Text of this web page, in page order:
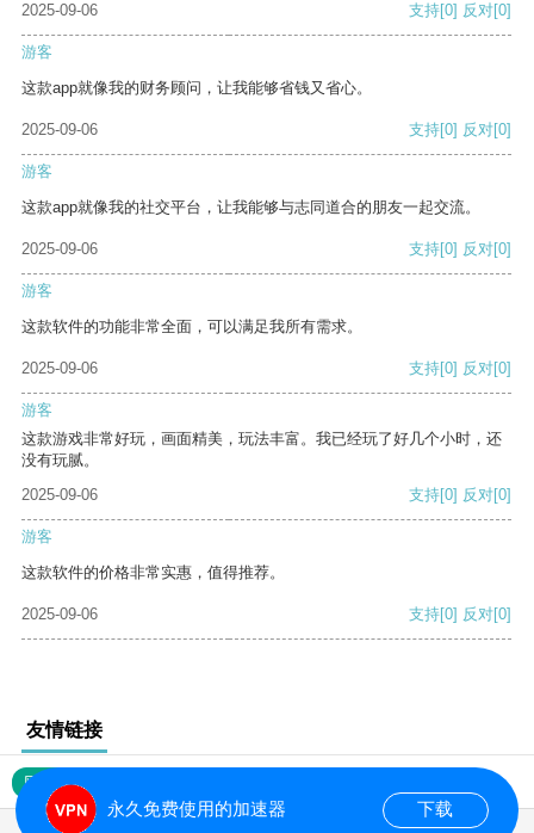
2025-09-06 支持[0] 反对[0]
游客
这款app就像我的财务顾问，让我能够省钱又省心。
2025-09-06 支持[0] 反对[0]
游客
这款app就像我的社交平台，让我能够与志同道合的朋友一起交流。
2025-09-06 支持[0] 反对[0]
游客
这款软件的功能非常全面，可以满足我所有需求。
2025-09-06 支持[0] 反对[0]
游客
这款游戏非常好玩，画面精美，玩法丰富。我已经玩了好几个小时，还
没有玩腻。
2025-09-06
支持[0] 反对[0]
游客
这款软件的价格非常实惠，值得推荐。
2025-09-06 支持[0] 反对[0]
友情链接
网站地图
永久免费使用的加速器 下载